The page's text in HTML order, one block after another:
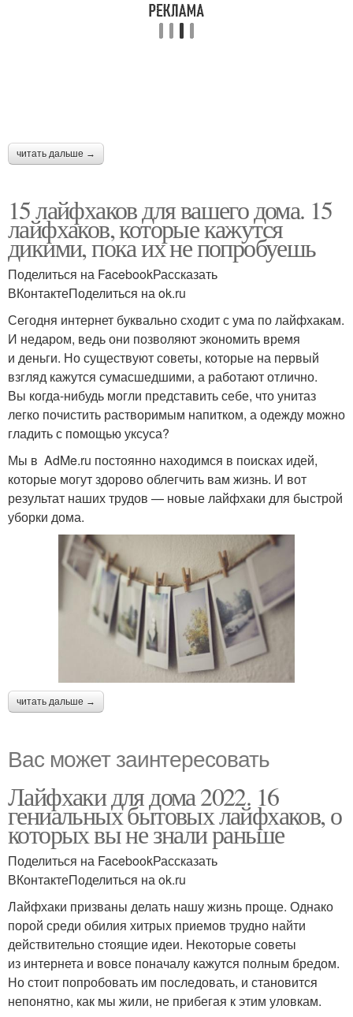
читать дальше →
15 лайфхаков для вашего дома. 15
лайфхаков, которые кажутся
дикими, пока их не попробуешь
Поделиться на FacebookРассказать
ВКонтактеПоделиться на ok.ru
Сегодня интернет буквально сходит с ума по лайфхакам.
И недаром, ведь они позволяют экономить время
и деньги. Но существуют советы, которые на первый
взгляд кажутся сумасшедшими, а работают отлично.
Вы когда-нибудь могли представить себе, что унитаз
легко почистить растворимым напитком, а одежду можно
гладить с помощью уксуса?
Мы в AdMe.ru постоянно находимся в поисках идей,
которые могут здорово облегчить вам жизнь. И вот
результат наших трудов — новые лайфхаки для быстрой
уборки дома.
читать дальше →
Вас может заинтересовать
Лайфхаки для дома 2022. 16
гениальных бытовых лайфхаков, о
которых вы не знали раньше
Поделиться на FacebookРассказать
ВКонтактеПоделиться на ok.ru
Лайфхаки призваны делать нашу жизнь проще. Однако
порой среди обилия хитрых приемов трудно найти
действительно стоящие идеи. Некоторые советы
из интернета и вовсе поначалу кажутся полным бредом.
Но стоит попробовать им последовать, и становится
непонятно, как мы жили, не прибегая к этим уловкам.